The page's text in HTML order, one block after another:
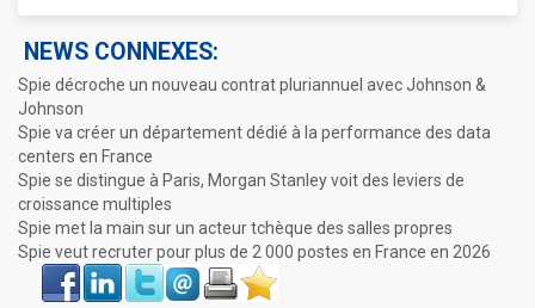
NEWS CONNEXES:
Spie décroche un nouveau contrat pluriannuel avec Johnson &
Johnson
Spie va créer un département dédié à la performance des data
centers en France
Spie se distingue à Paris, Morgan Stanley voit des leviers de
croissance multiples
Spie met la main sur un acteur tchèque des salles propres
Spie veut recruter pour plus de 2 000 postes en France en 2026
Face
book
LinkIn Twitter Envoyer ImprimerFavoris